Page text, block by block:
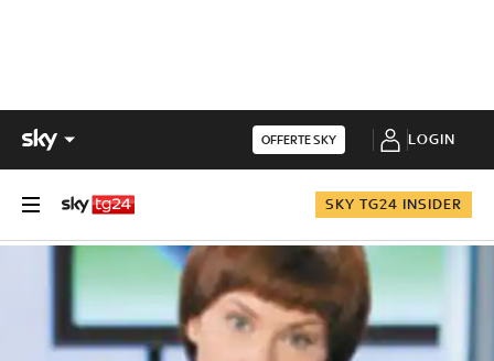
OFFERTE SKY LOGIN
SKY TG24 INSIDER